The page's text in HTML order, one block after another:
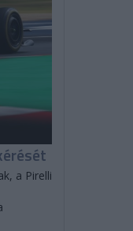
a Pirelli